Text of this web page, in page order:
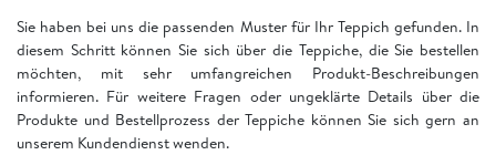
Sie haben bei uns die passenden Muster für Ihr Teppich gefunden. In
diesem Schritt können Sie sich über die Teppiche, die Sie bestellen
möchten, mit sehr umfangreichen Produkt-Beschreibungen
informieren. Für weitere Fragen oder ungeklärte Details über die
Produkte und Bestellprozess der Teppiche können Sie sich gern an
unserem Kundendienst wenden.